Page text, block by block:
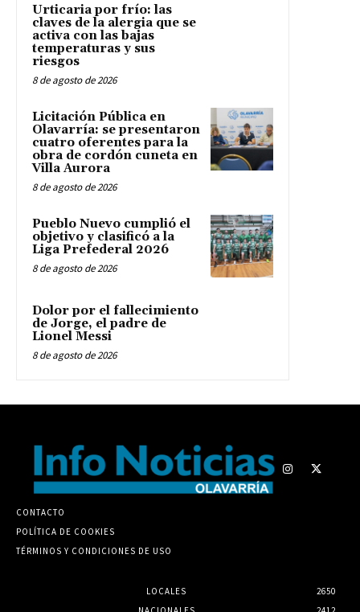
Urticaria por frío: las
claves de la alergia que se
activa con las bajas
temperaturas y sus
riesgos
8 de agosto de 2026
Licitación Pública en
Olavarría: se presentaron
cuatro oferentes para la
obra de cordón cuneta en
Villa Aurora
8 de agosto de 2026
Pueblo Nuevo cumplió el
objetivo y clasificó a la
Liga Prefederal 2026
8 de agosto de 2026
Dolor por el fallecimiento
de Jorge, el padre de
Lionel Messi
8 de agosto de 2026
CONTACTO
POLÍTICA DE COOKIES
TÉRMINOS Y CONDICIONES DE USO
LOCALES
2650